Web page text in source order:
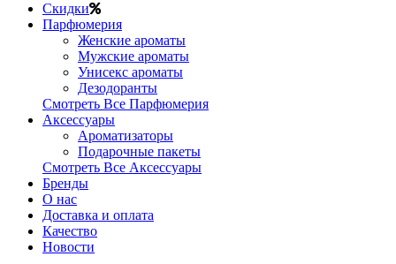
Скидки
Парфюмерия
Женские ароматы
Мужские ароматы
Унисекс ароматы
Дезодоранты
Смотреть Все Парфюмерия
Аксессуары
Ароматизаторы
Подарочные пакеты
Смотреть Все Аксессуары
Бренды
О нас
Доставка и оплата
Качество
Новости